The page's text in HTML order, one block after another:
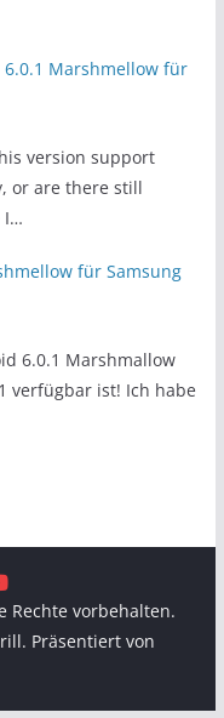
Marshmellow für
version support
or are there still
I…
für Samsung
6.0.1 Marshmallow
verfügbar ist! Ich habe
Rechte vorbehalten.
Präsentiert von